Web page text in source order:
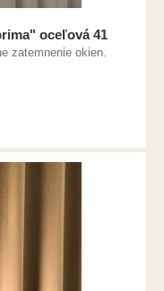
oceľová 41
zatemnenie okien.